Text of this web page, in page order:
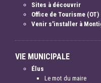
Sites à découvrir
Office de Tourisme (OT)
Venir s'installer à
VIE MUNICIPALE
Élus
Le mot du maire